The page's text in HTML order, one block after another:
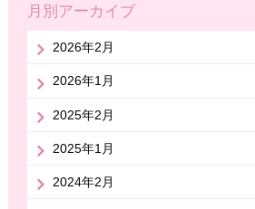
月別アーカイブ
2026年2月
2026年1月
2025年2月
2025年1月
2024年2月